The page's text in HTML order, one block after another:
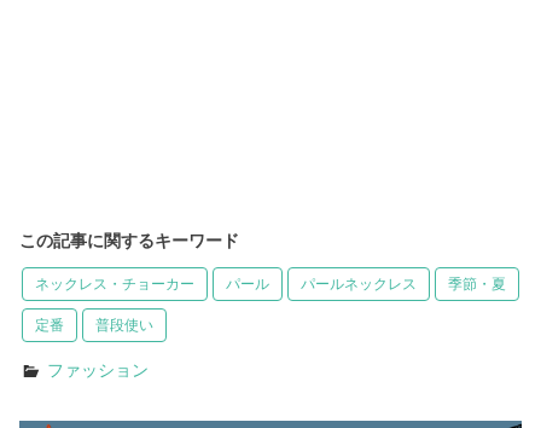
この記事に関するキーワード
ネックレス・チョーカー パール パールネックレス 季節・夏
定番 普段使い
ファッション